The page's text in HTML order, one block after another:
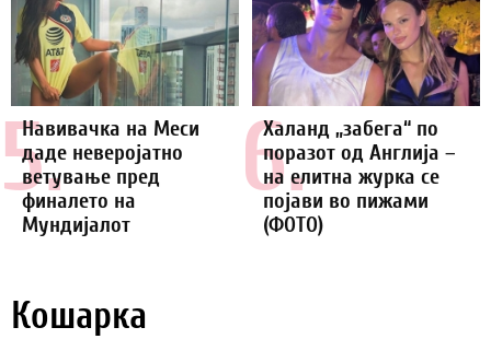
5.
Навивачка на Меси
даде неверојатно
ветување пред
финалето на
Мундијалот
6.
Халанд „забега“ по
поразот од Англија –
на елитна журка се
појави во пижами
(ФОТО)
Кошарка